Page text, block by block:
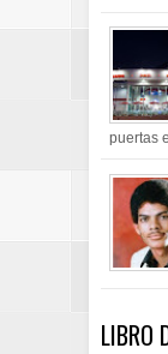
puertas
LIBRO